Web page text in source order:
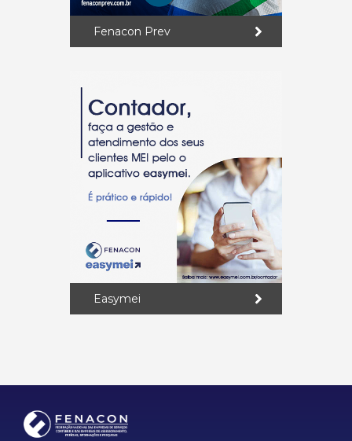
Fenacon Prev
Easymei